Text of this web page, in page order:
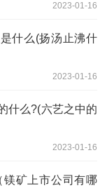
2023-01-16
什么(扬汤止沸什
2023-01-16
什么?(六艺之中的
2023-01-16
矿上市公司有哪